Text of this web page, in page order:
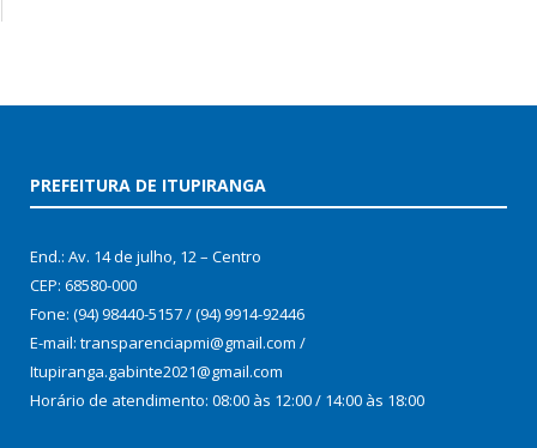
PREFEITURA DE ITUPIRANGA
End.: Av. 14 de julho, 12 – Centro
CEP: 68580-000
Fone: (94) 98440-5157 / (94) 9914-92446
E-mail: transparenciapmi@gmail.com /
Itupiranga.gabinte2021@gmail.com
Horário de atendimento: 08:00 às 12:00 / 14:00 às 18:00